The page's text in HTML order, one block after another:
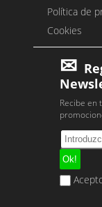
Política de
Cookies
Recibe en